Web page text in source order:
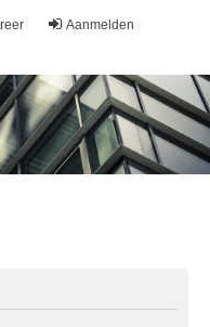
Aanmelden